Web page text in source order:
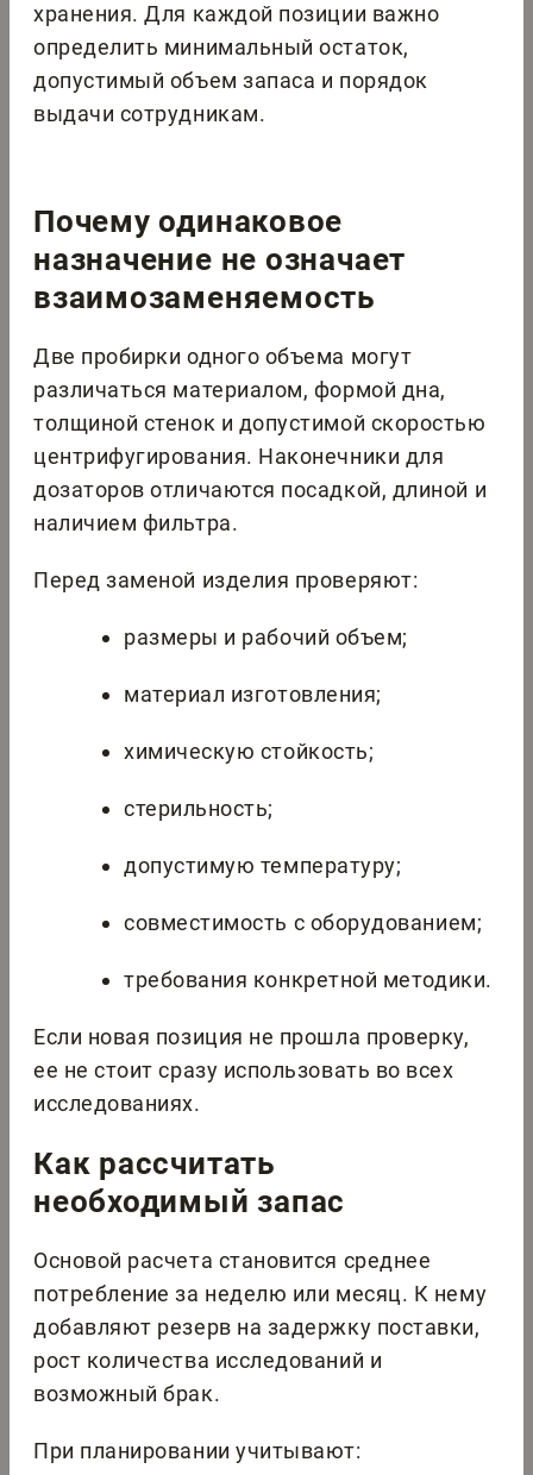
хранения. Для каждой позиции важно
определить минимальный остаток,
допустимый объем запаса и порядок
выдачи сотрудникам.
Почему одинаковое
назначение не означает
взаимозаменяемость
Две пробирки одного объема могут
различаться материалом, формой дна,
толщиной стенок и допустимой скоростью
центрифугирования. Наконечники для
дозаторов отличаются посадкой, длиной и
наличием фильтра.
Перед заменой изделия проверяют:
размеры и рабочий объем;
материал изготовления;
химическую стойкость;
стерильность;
допустимую температуру;
совместимость с оборудованием;
требования конкретной методики.
Если новая позиция не прошла проверку,
ее не стоит сразу использовать во всех
исследованиях.
Как рассчитать
необходимый запас
Основой расчета становится среднее
потребление за неделю или месяц. К нему
добавляют резерв на задержку поставки,
рост количества исследований и
возможный брак.
При планировании учитывают: